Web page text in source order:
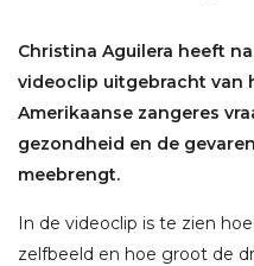
Christina Aguilera heeft
videoclip uitgebracht van
Amerikaanse zangeres
gezondheid en de
meebrengt.
In de videoclip is te zien
zelfbeeld en hoe groot de